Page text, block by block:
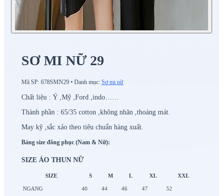
SƠ MI NỮ 29
Mã SP: 678SMN29 • Danh mục: Sơ mi nữ
Chất liệu : Ý ,Mỹ ,Ford ,indo……
Thành phần : 65/35 cotton ,không nhăn ,thoáng mát.
May kỹ ,sắc xảo theo tiêu chuẩn hàng xuất.
Bảng size đồng phục (Nam & Nữ):
SIZE ÁO THUN NỮ
SIZE S M L XL XXL
NGANG 40 44 46 47 52